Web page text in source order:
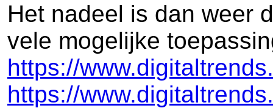
Het nadeel is dan weer
vele mogelijke
https://
https://